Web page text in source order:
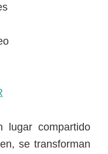
lugar compartido
se transforman